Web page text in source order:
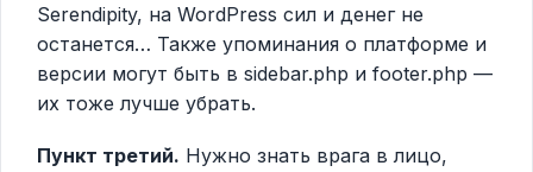
Serendipity, на WordPress сил и денег не
останется… Также упоминания о платформе и
версии могут быть в sidebar.php и footer.php —
их тоже лучше убрать.
Пункт третий. Нужно знать врага в лицо,